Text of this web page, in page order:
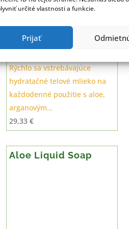
určité vlastnosti a funkcie.
Prijať
Rýchlo sa vstrebávajúce
hydratačné telové mlieko na
každodenné použitie s aloe,
arganovým…
29,33€
Aloe Liquid Soap